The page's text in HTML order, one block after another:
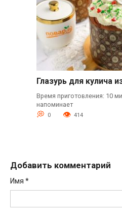
Глазурь для кулича
Время приготовления: 10
напоминает
0 414
Добавить комментарий
Имя *